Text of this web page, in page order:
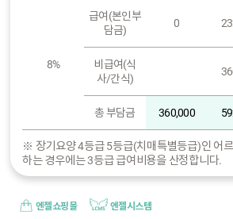
8%
급여(본인부
담금)
0
비급여(식
사/간식)
총 부담금 360,000
※ 장기요양 4등급 5등급(치매특별등급)인 어
하는 경우에는 3등급 급여비용을 산정합니다.
엔젤쇼핑몰 엔젤시스템